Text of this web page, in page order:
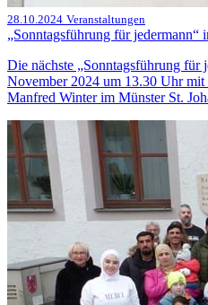
28.10.2024 Veranstaltungen
„Sonntagsführung für jedermann“
Die nächste „Sonntagsführung für
November 2024 um 13.30 Uhr
Manfred Winter im Münster St.